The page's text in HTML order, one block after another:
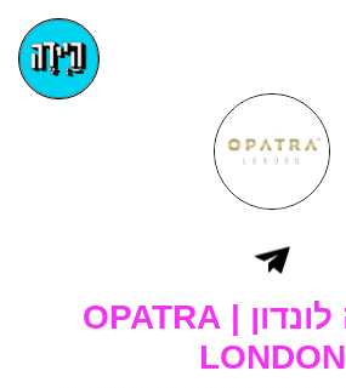
אופטרה לונדון | OPATRA
LONDON